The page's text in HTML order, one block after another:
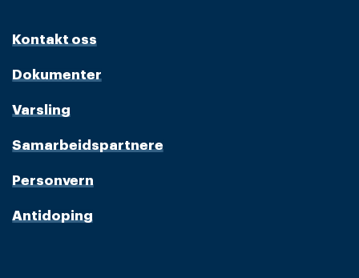
Kontakt oss
Dokumenter
Varsling
Samarbeidspartnere
Personvern
Antidoping